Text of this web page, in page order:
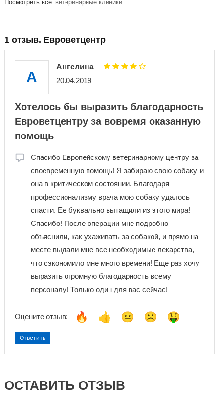
Посмотреть все ветеринарные клиники
1 отзыв. Евроветцентр
А
Ангелина
20.04.2019
Хотелось бы выразить благодарность
Евроветцентру за вовремя оказанную
помощь
Спасибо Европейскому ветеринарному центру за
своевременную помощь! Я забираю свою собаку, и
она в критическом состоянии. Благодаря
профессионализму врача мою собаку удалось
спасти. Ее буквально вытащили из этого мира!
Спасибо! После операции мне подробно
объяснили, как ухаживать за собакой, и прямо на
месте выдали мне все необходимые лекарства,
что сэкономило мне много времени! Еще раз хочу
выразить огромную благодарность всему
персоналу! Только один для вас сейчас!
Оцените отзыв:
Ответить
ОСТАВИТЬ ОТЗЫВ